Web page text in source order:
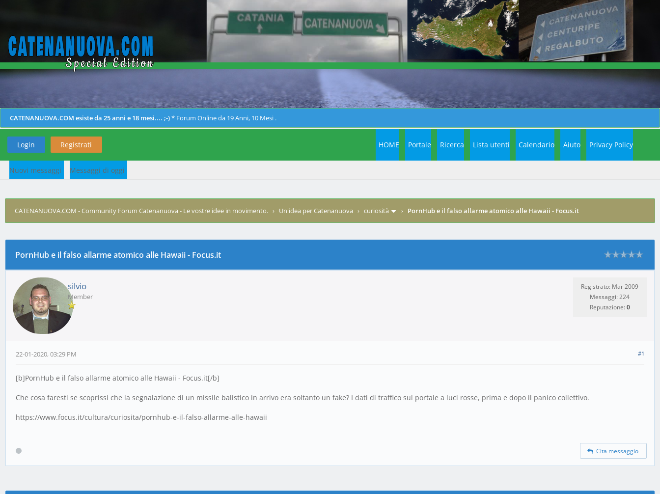
CATENANUOVA.COM esiste da 25 anni e 18 mesi.... ;-)* Forum Online da 19 Anni, 10 Mesi .
Login Registrati HOME Portale Ricerca Lista utenti Calendario Aiuto Privacy Policy
Nuovi messaggi Messaggi di oggi
CATENANUOVA.COM - Community Forum Catenanuova - Le vostre idee in movimento. › Un'idea per Catenanuova › curiosità › PornHub e il falso allarme atomico alle Hawaii - Focus.it
0 voto(i) - 0 media
1
2
3
4
5
PornHub e il falso allarme atomico alle Hawaii - Focus.it
silvio
Member
Registrato: Mar 2009
Messaggi: 224
Reputazione: 0
#1
22-01-2020, 03:29 PM
[b]PornHub e il falso allarme atomico alle Hawaii - Focus.it[/b]
Che cosa faresti se scoprissi che la segnalazione di un missile balistico in arrivo era soltanto un fake? I dati di traffico sul portale a luci rosse, prima e dopo il panico collettivo.
https://www.focus.it/cultura/curiosita/pornhub-e-il-falso-allarme-alle-hawaii
Cita messaggio